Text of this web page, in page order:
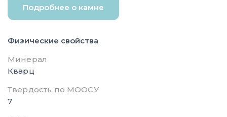
Подробнее о камне
Физические свойства
Минерал
Кварц
Твердость по МООСУ
7